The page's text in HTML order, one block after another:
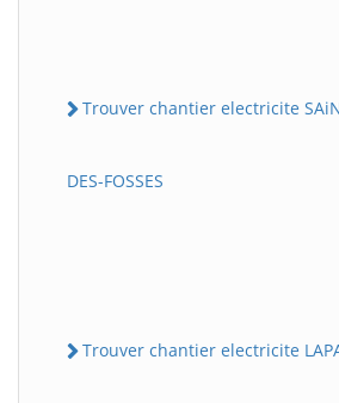
Trouver chantier electricite
DES-FOSSES
Trouver chantier electricite